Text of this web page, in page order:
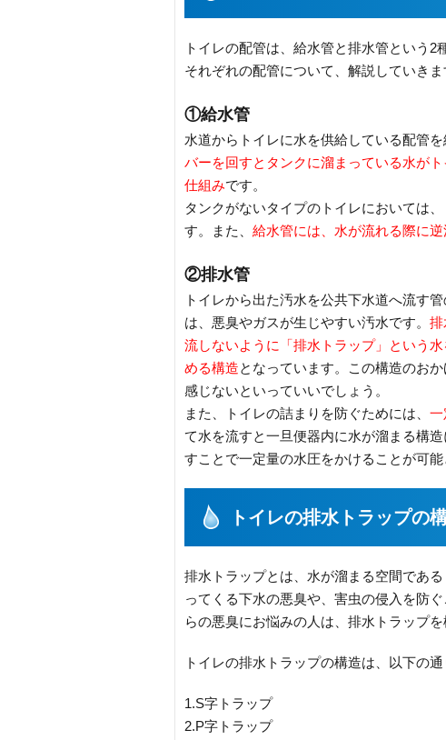
トイレの配管は、給水管と排水管という2
それぞれの配管について、解説していきま
①給水管
水道からトイレに水を供給している配管を
バーを回すとタンクに溜まっている水が
仕組みです。
タンクがないタイプのトイレにおいては
す。また、 給水管には、水が流れる際に
②排水管
トイレから出た汚水を公共下水道へ流す
は、悪臭やガスが生じやすい汚水です。 排
流しないように「排水トラップ」という
める構造となっています。この構造のお
感じないといっていいでしょう。
また、トイレの詰まりを防ぐためには、 一
て水を流すと一旦便器内に水が溜まる構
すことで一定量の水圧をかけることが可能
トイレの排水トラップの
排水トラップとは、水が溜まる空間であ
ってくる下水の悪臭や、害虫の侵入を防
らの悪臭にお悩みの人は、排水トラップ
トイレの排水トラップの構造は、以下の通
1.S字トラップ
2.P字トラップ